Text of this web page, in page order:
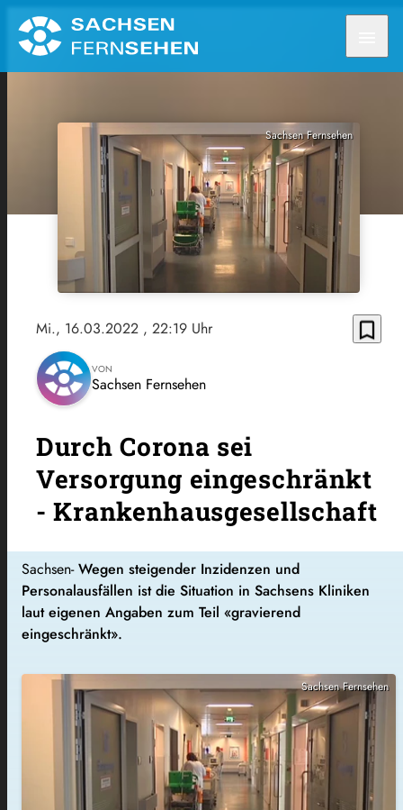
Sachsen Fernsehen
Mi., 16.03.2022 , 22:19 Uhr bookmark_border
VON
Sachsen Fernsehen
Durch Corona sei
Versorgung eingeschränkt
- Krankenhausgesellschaft
Sachsen-Wegen steigender Inzidenzen und
Personalausfällen ist die Situation in Sachsens Kliniken
laut eigenen Angaben zum Teil «gravierend
eingeschränkt».
Sachsen Fernsehen